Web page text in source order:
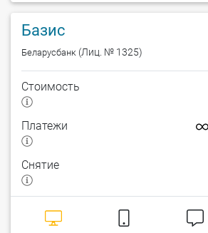
Базис
Беларусбанк (Лиц. № 1325)
Стоимость
Платежи
Снятие